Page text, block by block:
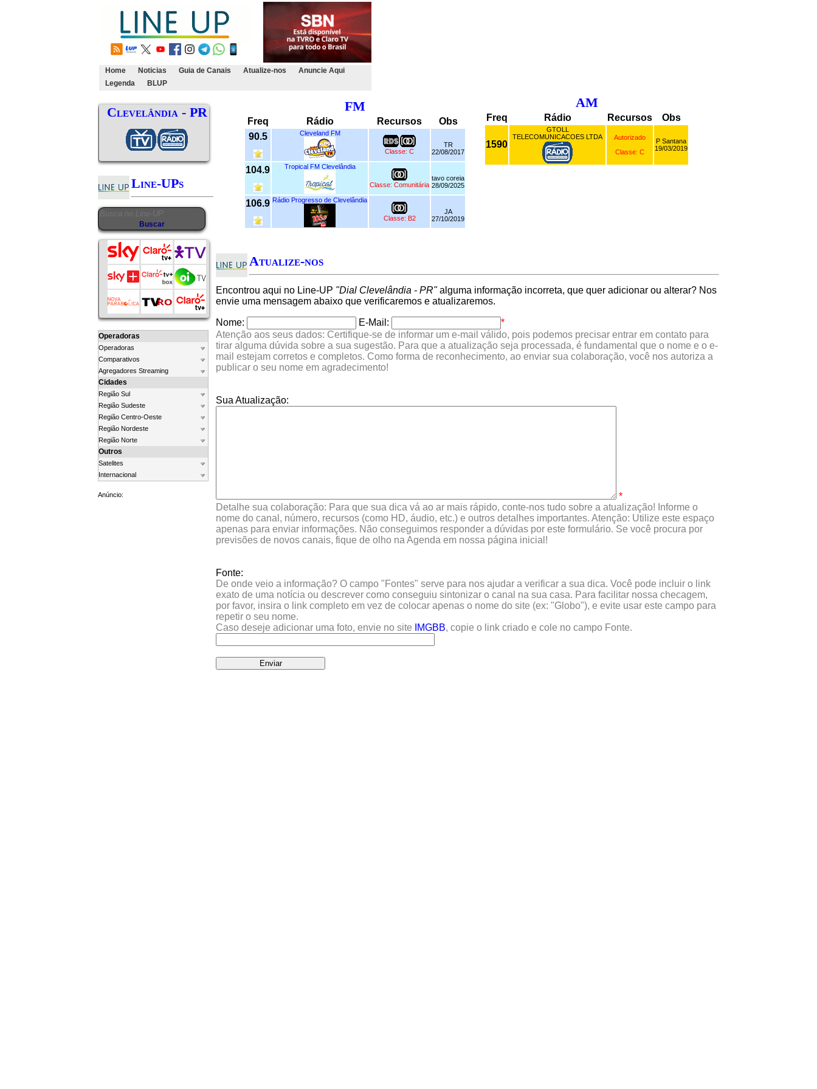
Home Noticias Guia de Canais Atualize-nos
Anuncie Aqui
Legenda
BLUP
Clevelândia - PR
Line-UPs
Operadoras
Operadoras
Comparativos
Agregadores Streaming
Cidades
Região Sul
Região Sudeste
Região Centro-Oeste
Região Nordeste
Região Norte
Outros
Satelites
Internacional
Anúncio:
FM
Freq Rádio Recursos
Obs
90.5
Cleveland FM
Classe: C
TR
22/08/2017
104.9 Tropical FM Clevelândia
Classe: Comunitária
tavo coreia
28/09/2025
106.9 Rádio Progresso de Clevelândia
Classe: B2
JA
27/10/2019
AM
Freq Rádio Recursos Obs
1590
GTOLL
TELECOMUNICACOES LTDA
Autorizado
Classe: C
P Santana
19/03/2019
Atualize-nos
Encontrou aqui no Line-UP "Dial Clevelândia - PR"alguma informação incorreta, que quer adicionar ou alterar? Nos
envie uma mensagem abaixo que verificaremos e atualizaremos.
Nome: E-Mail:
*
Atenção aos seus dados: Certifique-se de informar um e-mail válido, pois podemos precisar entrar em contato para
tirar alguma dúvida sobre a sua sugestão. Para que a atualização seja processada, é fundamental que o nome e o e-
mail estejam corretos e completos. Como forma de reconhecimento, ao enviar sua colaboração, você nos autoriza a
publicar o seu nome em agradecimento!
Sua Atualização:
*
Detalhe sua colaboração: Para que sua dica vá ao ar mais rápido, conte-nos tudo sobre a atualização! Informe o
nome do canal, número, recursos (como HD, áudio, etc.) e outros detalhes importantes. Atenção: Utilize este espaço
apenas para enviar informações. Não conseguimos responder a dúvidas por este formulário. Se você procura por
previsões de novos canais, fique de olho na Agenda em nossa página inicial!
Fonte:
De onde veio a informação? O campo "Fontes" serve para nos ajudar a verificar a sua dica. Você pode incluir o link
exato de uma notícia ou descrever como conseguiu sintonizar o canal na sua casa. Para facilitar nossa checagem,
por favor, insira o link completo em vez de colocar apenas o nome do site (ex: "Globo"), e evite usar este campo para
repetir o seu nome.
Caso deseje adicionar uma foto, envie no site
IMGBB, copie o link criado e cole no campo Fonte.